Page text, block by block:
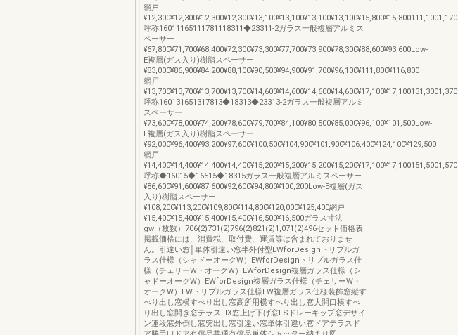
網戸
¥12,300¥12,300¥12,300¥12,300¥13,100¥13,100¥13,100¥13,100¥15,800¥15,800111,1001,170
呼称16011165111781118311◆23311-2ガラス一般複層アルミス
ペーサー
¥67,800¥71,700¥68,400¥72,300¥73,300¥77,700¥73,900¥78,300¥88,600¥93,600Low-
E複層(ガス入り)樹脂スペーサー
¥83,000¥86,900¥84,200¥88,100¥90,500¥94,900¥91,700¥96,100¥111,800¥116,800
網戸
¥13,700¥13,700¥13,700¥13,700¥14,600¥14,600¥14,600¥14,600¥17,100¥17,100131,3001,370
呼称160131651317813◆18313◆23313-2ガラス一般複層アルミ
スペーサー
¥73,600¥78,000¥74,200¥78,600¥79,700¥84,100¥80,500¥85,000¥96,100¥101,500Low-
E複層(ガス入り)樹脂スペーサー
¥92,000¥96,400¥93,200¥97,600¥100,500¥104,900¥101,900¥106,400¥124,100¥129,500
網戸
¥14,400¥14,400¥14,400¥14,400¥15,200¥15,200¥15,200¥15,200¥17,100¥17,100151,5001,570
呼称◆16015◆16515◆18315ガラス一般複層アルミスペーサー
¥86,600¥91,600¥87,600¥92,600¥94,800¥100,200Low-E複層(ガス
入り)樹脂スペーサー
¥108,200¥113,200¥109,800¥114,800¥120,000¥125,400網戸
¥15,400¥15,400¥15,400¥15,400¥16,500¥16,500ガラス寸法
gw（枚数）706(2)731(2)796(2)821(2)1,071(2)496セット価格表
掲載価格には、消費税、取付費、運賃等は含まれておりませ
ん。引違い窓│単体引違い窓半外付型EWforDesignトリプルガ
ラス仕様（シャドーオークW）EWforDesignトリプルガラス仕
様（チェリーW・オークW）EWforDesign複層ガラス仕様（シ
ャドーオークW）EWforDesign複層ガラス仕様（チェリーW・
オークW）EWトリプルガラス仕様EW複層ガラス仕様装飾窓縦す
べり出し窓横すべり出し窓高所用横すべり出し窓大開口横すべ
り出し窓開き窓テラスFIX窓上げ下げ窓FSドレーキップ窓デザイ
ン連段窓外倒し窓突出し窓引違い窓単体引違い窓ドアテラスド